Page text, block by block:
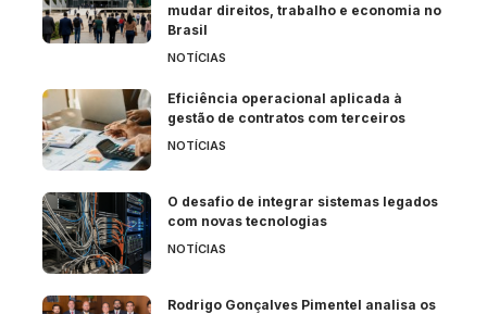
mudar direitos, trabalho e economia no
Brasil
NOTÍCIAS
Eficiência operacional aplicada à
gestão de contratos com terceiros
NOTÍCIAS
O desafio de integrar sistemas legados
com novas tecnologias
NOTÍCIAS
Rodrigo Gonçalves Pimentel analisa os